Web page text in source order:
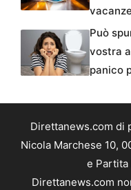
vacanze
Può
vostra
panico
Direttanews.com di
Nicola Marchese 10,
e Partita
Direttanews.com